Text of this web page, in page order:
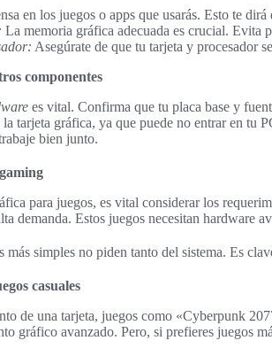
en los juegos o apps que usarás. Esto te
La memoria gráfica adecuada es crucial. Evita
Asegúrate de que tu tarjeta y procesador
componentes
es vital. Confirma que tu placa base y
tarjeta gráfica, ya que puede no entrar en tu
bien junto.
para juegos, es vital considerar los
demanda. Estos juegos necesitan hardware
más simples no piden tanto del sistema. Es
casuales
de una tarjeta, juegos como «Cyberpunk
gráfico avanzado. Pero, si prefieres juegos